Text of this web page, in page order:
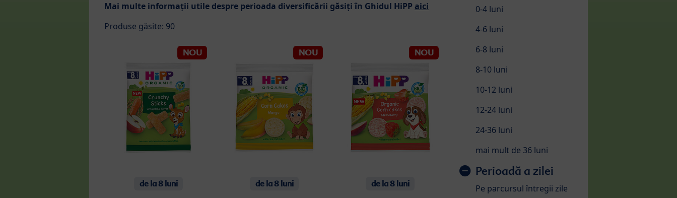
0-4 luni
4-6 luni
6-8 luni
8-10 luni
10-12 luni
12-24 luni
24-36 luni
mai mult de 36 luni
Perioadă a zilei
Pe parcursul întregii zile
Mai multe informații utile despre perioada diversificării găsiți în Ghidul HiPP aici
Produse găsite: 90
NOU
de la 8 luni
NOU
de la 8 luni
NOU
de la 8 luni